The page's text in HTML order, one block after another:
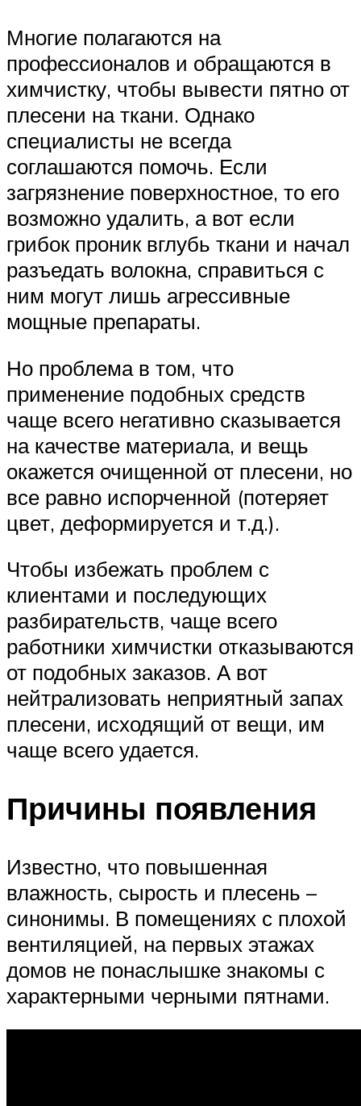
Многие полагаются на
профессионалов и обращаются в
химчистку, чтобы вывести пятно от
плесени на ткани. Однако
специалисты не всегда
соглашаются помочь. Если
загрязнение поверхностное, то его
возможно удалить, а вот если
грибок проник вглубь ткани и начал
разъедать волокна, справиться с
ним могут лишь агрессивные
мощные препараты.
Но проблема в том, что
применение подобных средств
чаще всего негативно сказывается
на качестве материала, и вещь
окажется очищенной от плесени, но
все равно испорченной (потеряет
цвет, деформируется и т.д.).
Чтобы избежать проблем с
клиентами и последующих
разбирательств, чаще всего
работники химчистки отказываются
от подобных заказов. А вот
нейтрализовать неприятный запах
плесени, исходящий от вещи, им
чаще всего удается.
Причины появления
Известно, что повышенная
влажность, сырость и плесень –
синонимы. В помещениях с плохой
вентиляцией, на первых этажах
домов не понаслышке знакомы с
характерными черными пятнами.